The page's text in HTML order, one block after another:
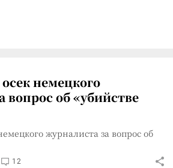
немецкого
вопрос об «убийстве
журналиста за вопрос об
12